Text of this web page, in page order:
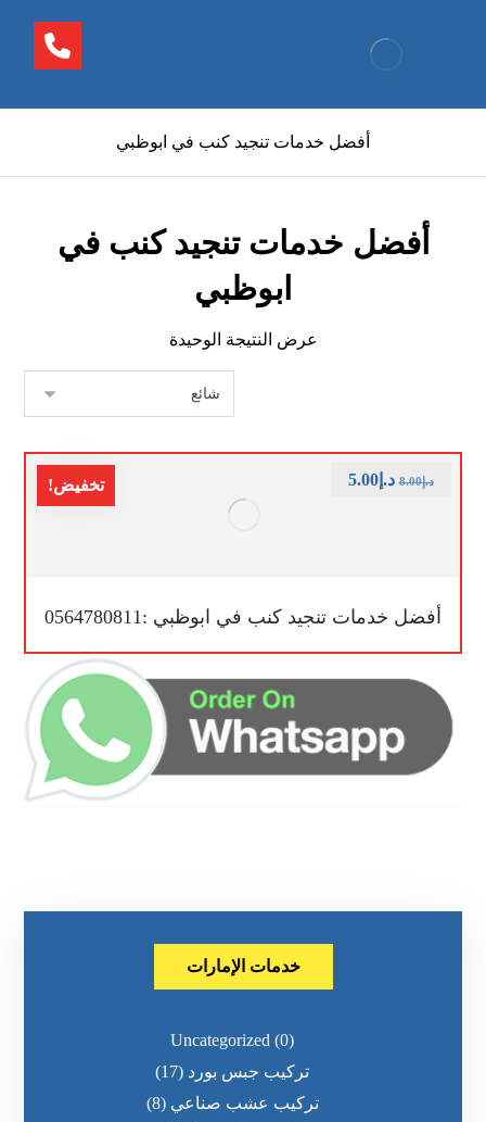
أفضل خدمات تنجيد كنب في ابوظبي
أفضل خدمات تنجيد كنب في
ابوظبي
عرض النتيجة الوحيدة
تخفيض!
أفضل خدمات تنجيد كنب في ابوظبي :0564780811
د.إ8.00 د.إ5.00
خدمات الإمارات
Uncategorized (0)
تركيب جبس بورد (17)
تركيب عشب صناعي (8)